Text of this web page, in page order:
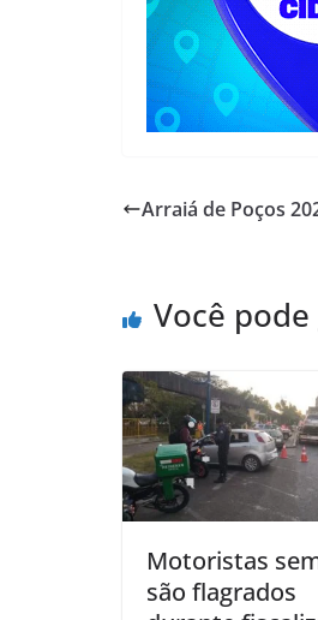
Arraiá de Poços
Você
Motoristas
são flagrados